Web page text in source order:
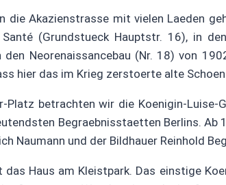
die Akazienstrasse mit vielen Laeden
(Grundstueck Hauptstr. 16), in
den Neorenaissancebau (Nr. 18) von
hier das im Krieg zerstoerte alte
Platz betrachten wir die Koenigin-
Begraebnisstaetten Berlins.
Naumann und der Bildhauer Reinhold
Haus am Kleistpark. Das einstige